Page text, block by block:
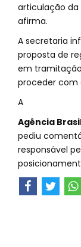
articulação da
afirma.
A secretaria
proposta de
em
proceder com
A
Agência
pediu
responsável